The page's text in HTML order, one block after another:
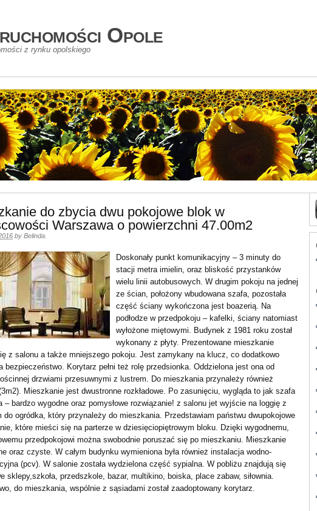
Opole
z rynku opolskiego
do zbycia dwu pokojowe blok w
Warszawa o powierzchni 47.00m2
by Belinda
Doskonały punkt komunikacyjny – 3 minuty do
stacji metra imielin, oraz bliskość przystanków
wielu linii autobusowych. W drugim pokoju na jednej
ze ścian, położony wbudowana szafa, pozostała
część ściany wykończona jest boazerią. Na
podłodze w przedpokoju – kafelki, ściany natomiast
wyłożone miętowymi. Budynek z 1981 roku został
wykonany z płyty. Prezentowane mieszkanie
z salonu a także mniejszego pokoju. Jest zamykany na klucz, co dodatkowo
bezpieczeństwo. Korytarz pełni też rolę przedsionka. Oddzielona jest ona od
drzwiami przesuwnymi z lustrem. Do mieszkania przynależy również
Mieszkanie jest dwustronne rozkładowe. Po zasunięciu, wygląda to jak szafa
– bardzo wygodne oraz pomysłowe rozwiązanie! z salonu jet wyjście na loggię z
do ogródka, który przynależy do mieszkania. Przedstawiam państwu dwupokojowe
które mieści się na parterze w dziesięciopiętrowym bloku. Dzięki wygodnemu,
przedpokojowi można swobodnie poruszać się po mieszkaniu. Mieszkanie
oraz czyste. W całym budynku wymieniona była również instalacja wodno-
(pcv). W salonie została wydzielona część sypialna. W pobliżu znajdują się
sklepy,szkoła, przedszkole, bazar, multikino, boiska, place zabaw, siłownia.
do mieszkania, wspólnie z sąsiadami został zaadoptowany korytarz.